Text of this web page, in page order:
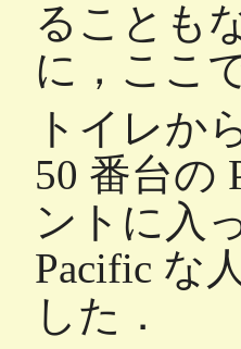
ることも
に，ここ
トイレか
50 番台の
ントに入
Pacific な
した．